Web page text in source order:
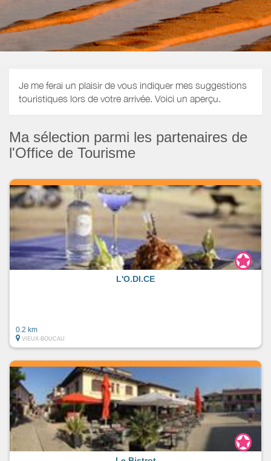
Je me ferai un plaisir de vous indiquer mes suggestions
touristiques lors de votre arrivée. Voici un aperçu.
Ma sélection parmi les partenaires de
l'Office de Tourisme
L'O.DI.CE
0.2 km
VIEUX-BOUCAU